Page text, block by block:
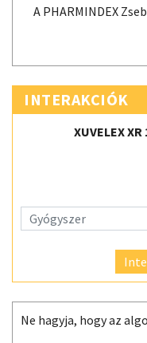
A PHARMINDEX
INTERAKCIÓK
XUVELEX
Ne hagyja, hogy az